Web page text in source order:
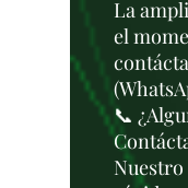
La
el
📞